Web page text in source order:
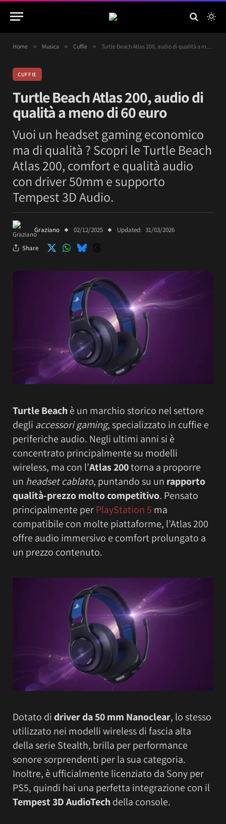
Home » Musica » Cuffie » Turtle Beach Atlas 200, audio di qualità a meno di 60 euro
CUFFIE
Turtle Beach Atlas 200, audio di
qualità a meno di 60 euro
Vuoi un headset gaming economico
ma di qualità ? Scopri le Turtle Beach
Atlas 200, comfort e qualità audio
con driver 50mm e supporto
Tempest 3D Audio.
Graziano 02/12/2025 Updated: 31/03/2026
Share
Turtle Beachè un marchio storico nel settore
degli accessori gaming, specializzato in cuffie e
periferiche audio. Negli ultimi anni si è
concentrato principalmente su modelli
wireless, ma con l’Atlas 200torna a proporre
un headset cablato, puntando su un rapporto
qualità-prezzo molto competitivo. Pensato
principalmente per PlayStation 5 ma
compatibile con molte piattaforme, l’Atlas 200
offre audio immersivo e comfort prolungato a
un prezzo contenuto.
Dotato didriver da 50 mm Nanoclear, lo stesso
utilizzato nei modelli wireless di fascia alta
della serie Stealth, brilla per performance
sonore sorprendenti per la sua categoria.
Inoltre, è ufficialmente licenziato da Sony per
PS5, quindi hai una perfetta integrazione con il
Tempest 3D AudioTechdella console.